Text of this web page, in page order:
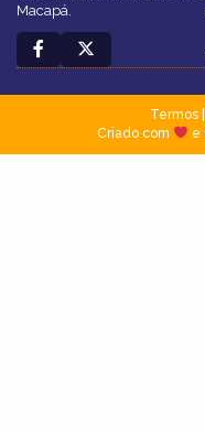
Macapá.
Termos|
Criado com
e